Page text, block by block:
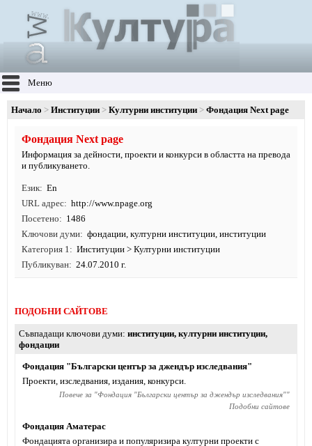
Меню
Начало Институции Културни институции Фондация Next page
Фондация Next page
Информация за дейности, проекти и конкурси в областта на превода
и публикуването.
Език
En
URL адрес
http://www.npage.org
Посетено
1486
Ключови думи
фондации, културни институции, институции
Категория 1
Институции > Културни институции
Публикуван
24.07.2010 г.
ПОДОБНИ САЙТОВЕ
Съвпадащи ключови думи институции, културни институции,
фондации
Фондация "Български център за джендър изследвания"
Проекти, изследвания, издания, конкурси.
Повече за "Фондация "Български център за джендър изследвания""
Подобни сайтове
Фондация Аматерас
Фондацията организира и популяризира културни проекти с